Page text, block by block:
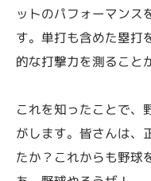
ットのパフォーマンス
す。単打も含めた塁打
的な打撃力を測ること
これを知ったことで、
がします。皆さんは、
たか？これからも野球